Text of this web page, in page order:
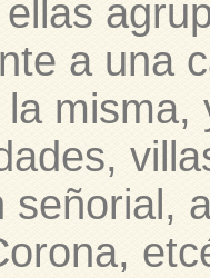
a una
señorial,